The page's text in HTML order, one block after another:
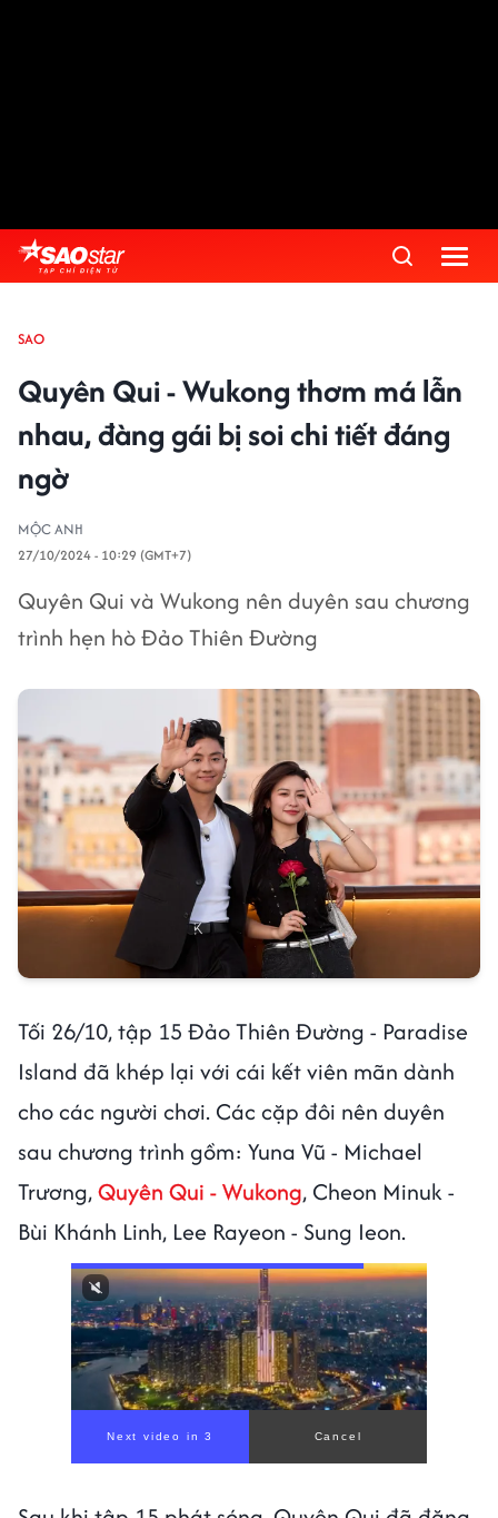
SAO
Quyên Qui - Wukong thơm má lẫn
nhau, đàng gái bị soi chi tiết đáng
ngờ
MỘC ANH
27/10/2024 - 10:29 (GMT+7)
Quyên Qui và Wukong nên duyên sau chương
trình hẹn hò Đảo Thiên Đường
Tối 26/10, tập 15 Đảo Thiên Đường - Paradise
Island đã khép lại với cái kết viên mãn dành
cho các người chơi. Các cặp đôi nên duyên
sau chương trình gồm: Yuna Vũ - Michael
Trương,Quyên Qui - Wukong, Cheon Minuk -
Bùi Khánh Linh, Lee Rayeon - Sung Ieon.